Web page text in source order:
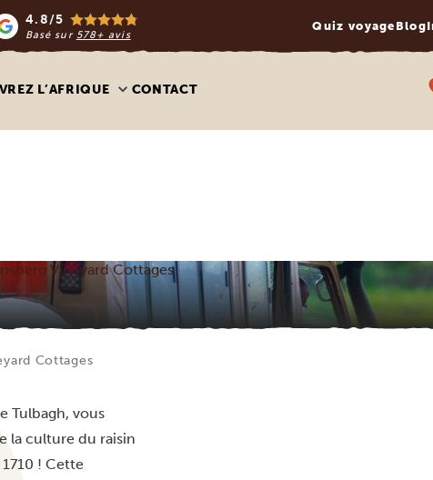
4.8/5
Basé sur 578+ avis
Quiz voyage Blog
L’AFRIQUE CONTACT
Vineyard Cottages
Cottages
Tulbagh, vous
la culture du raisin
! Cette